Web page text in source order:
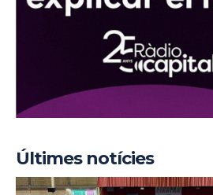
Últimes notícies